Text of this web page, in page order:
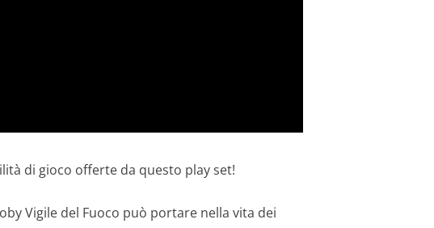
di gioco offerte da questo play set!
Vigile del Fuoco può portare nella vita dei